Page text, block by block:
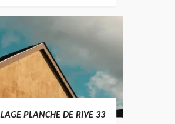
PLANCHE DE RIVE 33